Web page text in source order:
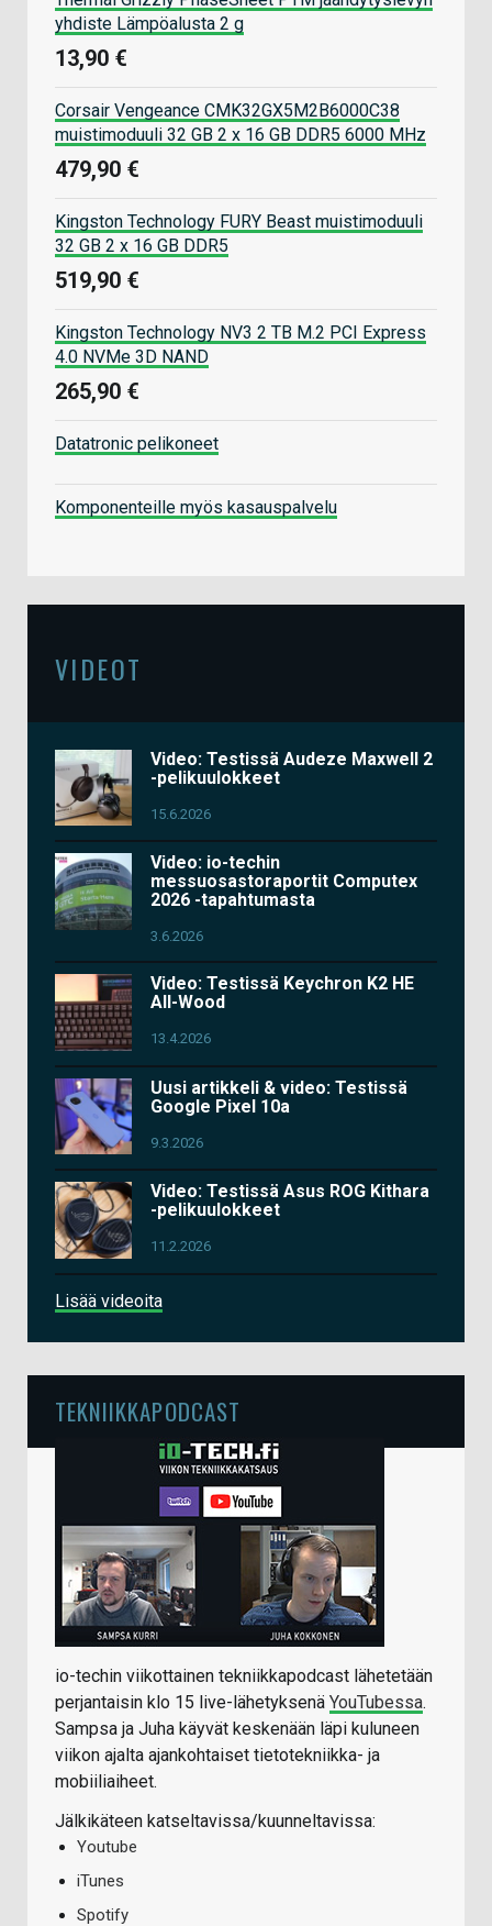
yhdiste Lämpöalusta 2 g
13,90 €
Corsair Vengeance CMK32GX5M2B6000C38
muistimoduuli 32 GB 2 x 16 GB DDR5 6000 MHz
479,90 €
Kingston Technology FURY Beast muistimoduuli
32 GB 2 x 16 GB DDR5
519,90 €
Kingston Technology NV3 2 TB M.2 PCI Express
4.0 NVMe 3D NAND
265,90 €
Datatronic pelikoneet
Komponenteille myös kasauspalvelu
VIDEOT
Video: Testissä Audeze Maxwell 2
-pelikuulokkeet
15.6.2026
Video: io-techin
messuosastoraportit Computex
2026 -tapahtumasta
3.6.2026
Video: Testissä Keychron K2 HE
All-Wood
13.4.2026
Uusi artikkeli & video: Testissä
Google Pixel 10a
9.3.2026
Video: Testissä Asus ROG Kithara
-pelikuulokkeet
11.2.2026
Lisää videoita
TEKNIIKKAPODCAST
io-techin viikottainen tekniikkapodcast lähetetään
perjantaisin klo 15 live-lähetyksenä YouTubessa.
Sampsa ja Juha käyvät keskenään läpi kuluneen
viikon ajalta ajankohtaiset tietotekniikka- ja
mobiiliaiheet.
Jälkikäteen katseltavissa/kuunneltavissa:
Youtube
iTunes
Spotify